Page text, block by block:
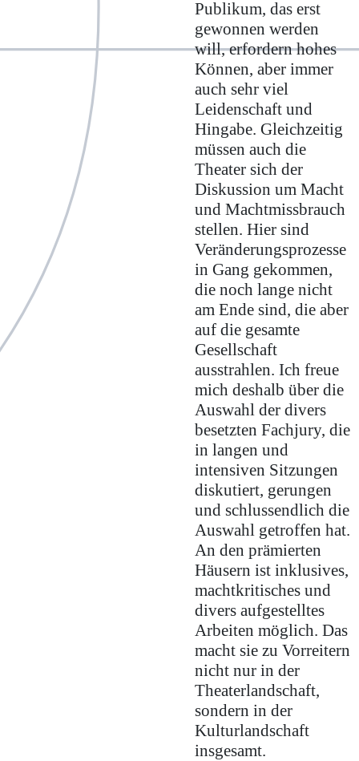
Publikum, das erst
gewonnen werden
will, erfordern hohes
Können, aber immer
auch sehr viel
Leidenschaft und
Hingabe. Gleichzeitig
müssen auch die
Theater sich der
Diskussion um Macht
und Machtmissbrauch
stellen. Hier sind
Veränderungsprozesse
in Gang gekommen,
die noch lange nicht
am Ende sind, die aber
auf die gesamte
Gesellschaft
ausstrahlen. Ich freue
mich deshalb über die
Auswahl der divers
besetzten Fachjury, die
in langen und
intensiven Sitzungen
diskutiert, gerungen
und schlussendlich die
Auswahl getroffen hat.
An den prämierten
Häusern ist inklusives,
machtkritisches und
divers aufgestelltes
Arbeiten möglich. Das
macht sie zu Vorreitern
nicht nur in der
Theaterlandschaft,
sondern in der
Kulturlandschaft
insgesamt.